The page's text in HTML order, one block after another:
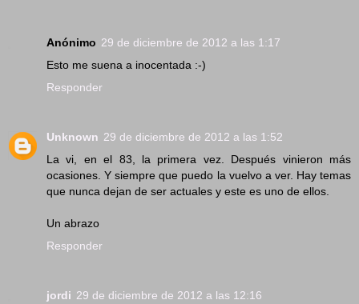
Anónimo 29 de diciembre de 2012 a las 1:17
Esto me suena a inocentada :-)
Responder
Unknown 29 de diciembre de 2012 a las 1:52
La vi, en el 83, la primera vez. Después vinieron más
ocasiones. Y siempre que puedo la vuelvo a ver. Hay temas
que nunca dejan de ser actuales y este es uno de ellos.
Un abrazo
Responder
jordi 29 de diciembre de 2012 a las 12:16